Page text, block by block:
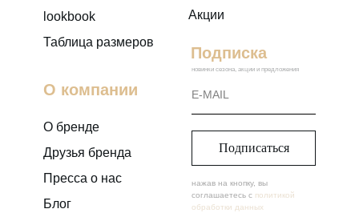
lookbook
Таблица размеров
Акции
О бренде
Друзья бренда
Пресса о нас
Блог
О компании
Подписаться
Подписка
нажав на кнопку, вы
соглашаетесь с политикой
обработки данных
новинки сезона, акции и предложения